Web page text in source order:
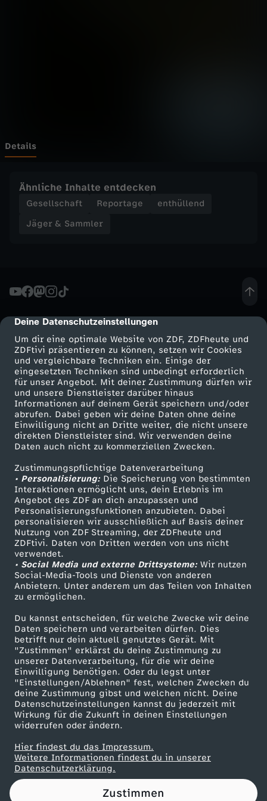
cmp-dialog-description
Deine Datenschutzeinstellungen
Um dir eine optimale Website von ZDF, ZDFheute und
ZDFtivi präsentieren zu können, setzen wir Cookies
und vergleichbare Techniken ein. Einige der
eingesetzten Techniken sind unbedingt erforderlich
für unser Angebot. Mit deiner Zustimmung dürfen wir
und unsere Dienstleister darüber hinaus
Informationen auf deinem Gerät speichern und/oder
abrufen. Dabei geben wir deine Daten ohne deine
Einwilligung nicht an Dritte weiter, die nicht unsere
direkten Dienstleister sind. Wir verwenden deine
Daten auch nicht zu kommerziellen Zwecken.
Zustimmungspflichtige Datenverarbeitung
• Personalisierung:Die Speicherung von bestimmten
Interaktionen ermöglicht uns, dein Erlebnis im
Angebot des ZDF an dich anzupassen und
Personalisierungsfunktionen anzubieten. Dabei
personalisieren wir ausschließlich auf Basis deiner
Nutzung von ZDF Streaming, der ZDFheute und
ZDFtivi. Daten von Dritten werden von uns nicht
verwendet.
• Social Media und externe Drittsysteme:Wir nutzen
Social-Media-Tools und Dienste von anderen
Anbietern. Unter anderem um das Teilen von Inhalten
zu ermöglichen.
Du kannst entscheiden, für welche Zwecke wir deine
Daten speichern und verarbeiten dürfen. Dies
betrifft nur dein aktuell genutztes Gerät. Mit
"Zustimmen" erklärst du deine Zustimmung zu
unserer Datenverarbeitung, für die wir deine
Einwilligung benötigen. Oder du legst unter
"Einstellungen/Ablehnen" fest, welchen Zwecken du
deine Zustimmung gibst und welchen nicht. Deine
Datenschutzeinstellungen kannst du jederzeit mit
Wirkung für die Zukunft in deinen Einstellungen
widerrufen oder ändern.
Hier findest du das Impressum.
Weitere Informationen findest du in unserer
Datenschutzerklärung.
Zustimmen
r
E
e
A
u
s
g
e
s
t
i
e
g
e
n
e
e
r
z
ä
Details
Ähnliche Inhalte entdecken
Gesellschaft Reportage
enthüllend
Jäger & Sammler
Mehr ZDF
ZDF-Apps
Smart TV
ZDFtext
Livestreams
Sendungen A-Z
TV-Programm
Service
ZDFmitreden
Kontakt zum ZDF
Tickets
Zuschauerservice
Hilfe
ZDF Unternehmen
Karriere
ZDF goes Schule
Werbefernsehen
Mainzelmännchen
Partner